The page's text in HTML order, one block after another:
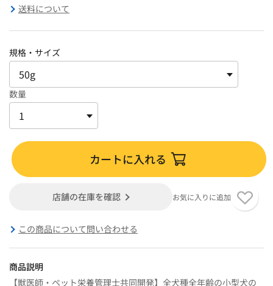
送料について
規格・サイズ
数量
カートに入れる
店舗の在庫を確認 お気に入りに追加
この商品について問い合わせる
商品説明
【獣医師・ペット栄養管理士共同開発】全犬種全年齢の小型犬の